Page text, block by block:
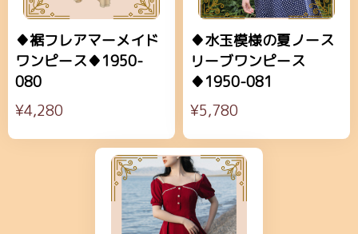
♦裾フレアマーメイド
ワンピース♦1950-
080
¥4,280
♦水玉模様の夏ノース
リーブワンピース
♦1950-081
¥5,780